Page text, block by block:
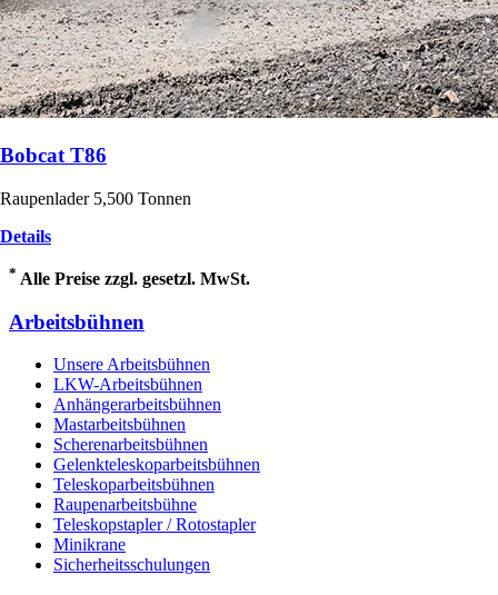
Bobcat T86
Raupenlader 5,500 Tonnen
Details
* Alle Preise zzgl. gesetzl. MwSt.
Arbeitsbühnen
Unsere Arbeitsbühnen
LKW-Arbeitsbühnen
Anhängerarbeitsbühnen
Mastarbeitsbühnen
Scherenarbeitsbühnen
Gelenkteleskoparbeitsbühnen
Teleskoparbeitsbühnen
Raupenarbeitsbühne
Teleskopstapler / Rotostapler
Minikrane
Sicherheitsschulungen